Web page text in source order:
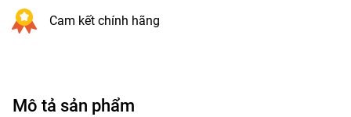
Cam kết chính hãng
Mô tả sản phẩm